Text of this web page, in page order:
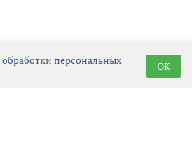
обработки персональных
OK